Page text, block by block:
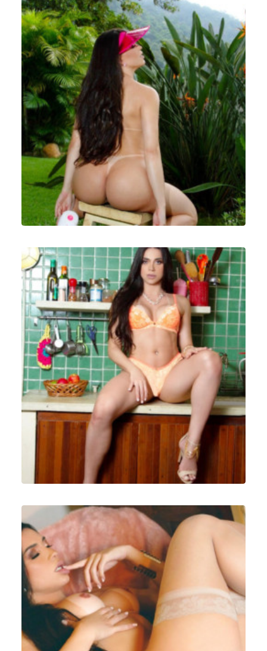
Ensaios Fotográficos
Ensaios Fotográficos
Ensaios Fotográficos